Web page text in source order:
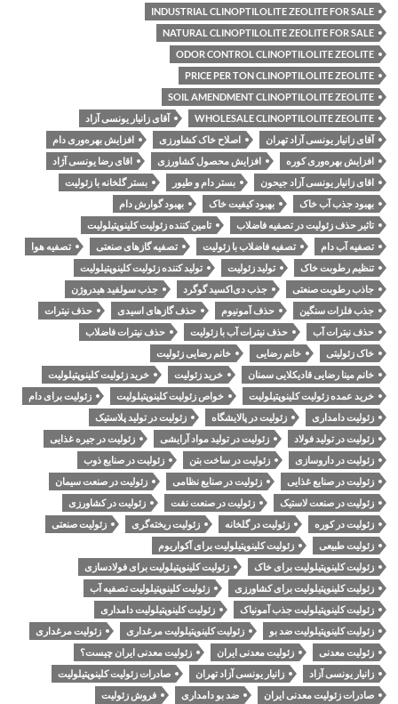
INDUSTRIAL CLINOPTILOLITE ZEOLITE FOR SALE
NATURAL CLINOPTILOLITE ZEOLITE FOR SALE
ODOR CONTROL CLINOPTILOLITE ZEOLITE
PRICE PER TON CLINOPTILOLITE ZEOLITE
SOIL AMENDMENT CLINOPTILOLITE ZEOLITE
WHOLESALE CLINOPTILOLITE ZEOLITE
آقای زانیار یونسی آزاد
آقای زانیار یونسی آزاد تهران
اصلاح خاک کشاورزی
افزایش بهره‌وری دام
افزایش بهره‌وری کوره
افزایش محصول کشاورزی
اقای رضا یونسی آژاد
اقای زانیار یونسی آزاد جیحون
بستر دام و طیور
بستر گلخانه با زئولیت
بهبود جذب آب خاک
بهبود کیفیت خاک
بهبود گوارش دام
تاثیر حذف زئولیت در تصفیه فاضلاب
تامین کننده زئولیت کلینوپتیلولیت
تصفیه آب دام
تصفیه فاضلاب با زئولیت تصفیه گازهای صنعتی
تصفیه هوا
تنظیم رطوبت خاک
تولید زئولیت
تولید کننده زئولیت کلینوپتیلولیت
جاذب رطوبت صنعتی
جذب دی‌اکسید گوگرد
جذب سولفید هیدروژن
جذب فلزات سنگین
حذف آمونیوم حذف گازهای اسیدی
حذف نیترات
حذف نیترات آب
حذف نیترات آب با زئولیت
حذف نیترات فاضلاب
خاک زئولیتی
خانم رضایی
خانم رضایی زئولیت
خانم مینا رضایی قادیکلایی سمنان
خرید زئولیت
خرید زئولیت کلینوپتیلولیت
خرید عمده زئولیت کلینوپتیلولیت
خواص زئولیت کلینوپتیلولیت
زئولیت برای دام
زئولیت دامداری
زئولیت در پالایشگاه
زئولیت در تولید پلاستیک
زئولیت در تولید فولاد
زئولیت در تولید مواد آرایشی
زئولیت در جیره غذایی
زئولیت در داروسازی
زئولیت در ساخت بتن
زئولیت در صنایع ذوب
زئولیت در صنایع غذایی
زئولیت در صنایع نظامی
زئولیت در صنعت سیمان
زئولیت در صنعت لاستیک
زئولیت در صنعت نفت
زئولیت در کشاورزی
زئولیت در کوره
زئولیت در گلخانه زئولیت ریخته‌گری
زئولیت صنعتی
زئولیت طبیعی
زئولیت کلینوپتیلولیت برای آکواریوم
زئولیت کلینوپتیلولیت برای خاک
زئولیت کلینوپتیلولیت برای فولادسازی
زئولیت کلینوپتیلولیت برای کشاورزی
زئولیت کلینوپتیلولیت تصفیه آب
زئولیت کلینوپتیلولیت جذب آمونیاک
زئولیت کلینوپتیلولیت دامداری
زئولیت کلینوپتیلولیت ضد بو
زئولیت کلینوپتیلولیت مرغداری
زئولیت مرغداری
زئولیت معدنی
زئولیت معدنی ایران
زئولیت معدنی ایران چیست؟
زانیار یونسی آزاد
زانیار یونسی آزاد تهران
صادرات زئولیت کلینوپتیلولیت
صادرات زئولیت معدنی ایران
ضد بو دامداری فروش زئولیت